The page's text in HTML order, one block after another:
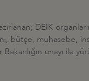
DEİK
bütçe, muhasebe,
Bakanlığın onayı ile